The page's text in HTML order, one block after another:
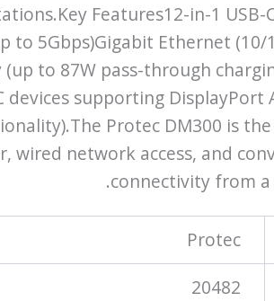
Features12-in-1 USB-
5Gbps)Gigabit Ethernet (10/
to 87W pass-through
supporting DisplayPort
Protec DM300 is
network access, and
connectivity from a
Protec
20482